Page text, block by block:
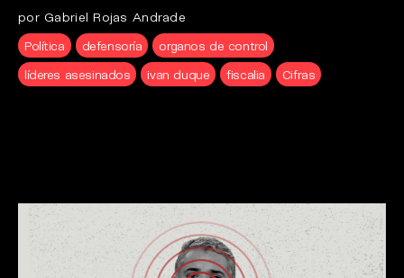
por Gabriel Rojas Andrade
Política
defensoría
organos de control
líderes asesinados
ivan duque fiscalia Cifras